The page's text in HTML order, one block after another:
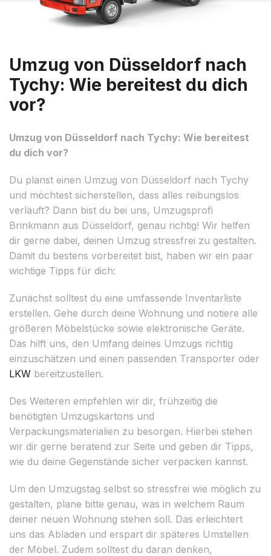
Umzug von Düsseldorf nach
Tychy: Wie bereitest du dich
vor?
Umzug von Düsseldorf nach Tychy: Wie bereitest
du dich vor?
Du planst einen Umzug von Düsseldorf nach Tychy
und möchtest sicherstellen, dass alles reibungslos
verläuft? Dann bist du bei uns, Umzugsprofi
Brinkmann aus Düsseldorf, genau richtig! Wir helfen
dir gerne dabei, deinen Umzug stressfrei zu gestalten.
Damit du bestens vorbereitet bist, haben wir ein paar
wichtige Tipps für dich:
Zunächst solltest du eine umfassende Inventarliste
erstellen. Gehe durch deine Wohnung und notiere alle
größeren Möbelstücke sowie elektronische Geräte.
Das hilft uns, den Umfang deines Umzugs richtig
einzuschätzen und einen passenden Transporter oder
LKW bereitzustellen.
Des Weiteren empfehlen wir dir, frühzeitig die
benötigten Umzugskartons und
Verpackungsmaterialien zu besorgen. Hierbei stehen
wir dir gerne beratend zur Seite und geben dir Tipps,
wie du deine Gegenstände sicher verpacken kannst.
Um den Umzugstag selbst so stressfrei wie möglich zu
gestalten, plane bitte genau, was in welchem Raum
deiner neuen Wohnung stehen soll. Das erleichtert
uns das Abladen und erspart dir späteres Umstellen
der Möbel. Zudem solltest du daran denken,